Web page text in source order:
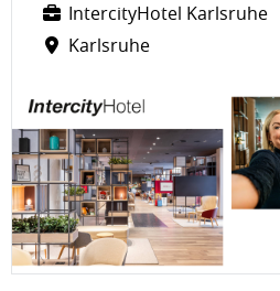
IntercityHotel Karlsruhe
Karlsruhe